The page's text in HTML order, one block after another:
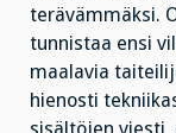
terävämmäksi.
tunnistaa ensi
maalavia
hienosti